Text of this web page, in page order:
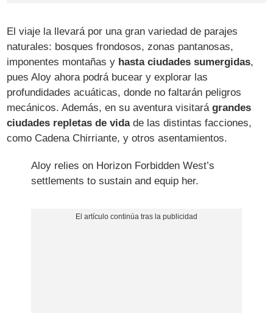
El viaje la llevará por una gran variedad de parajes
naturales: bosques frondosos, zonas pantanosas,
imponentes montañas y hasta ciudades sumergidas,
pues Aloy ahora podrá bucear y explorar las
profundidades acuáticas, donde no faltarán peligros
mecánicos. Además, en su aventura visitarágrandes
ciudades repletas de vidade las distintas facciones,
como Cadena Chirriante, y otros asentamientos.
Aloy relies on Horizon Forbidden West’s
settlements to sustain and equip her.